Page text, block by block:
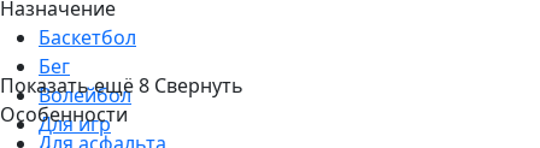
Назначение
Баскетбол
Бег
Волейбол
Для игр
Показать ещё8 Свернуть
Особенности